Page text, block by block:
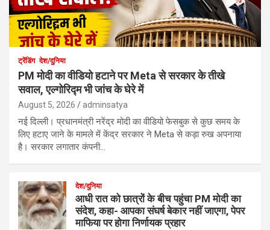
ट्रेंडिंग देश/दुनिया
PM मोदी का वीडियो हटाने पर Meta से सरकार के तीखे
सवाल, एल्गोरिद्म भी जांच के घेरे में
August 5, 2026 adminsatya
नई दिल्ली। प्रधानमंत्री नरेंद्र मोदी का वीडियो फेसबुक से कुछ समय के
लिए हटाए जाने के मामले में केंद्र सरकार ने Meta से कड़ा रुख अपनाया
है। सरकार लगातार कंपनी…
देश/दुनिया
आधी रात को छात्रों के बीच पहुंचा PM मोदी का
संदेश, कहा- आपका संघर्ष बेकार नहीं जाएगा, पेपर
माफिया पर होगा निर्णायक प्रहार